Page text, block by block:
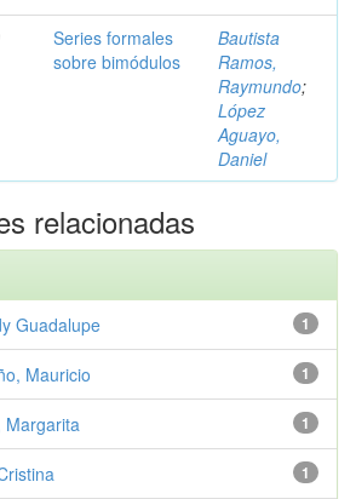
Series formales
sobre bimódulos
Bautista
Ramos,
Raymundo;
López
Aguayo,
Daniel
relacionadas
1
Guadalupe
1
Mauricio
1
Margarita
1